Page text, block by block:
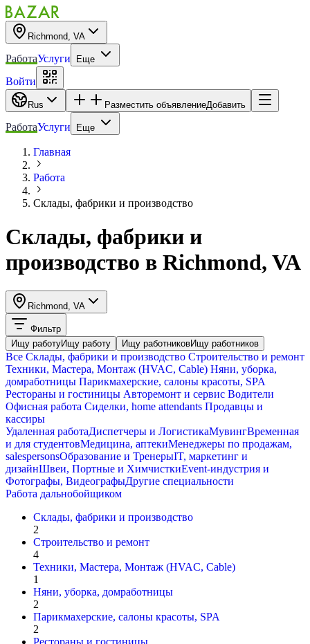
Richmond, VA
РаботаУслуги Еще
Войти
Rus Разместить объявлениеДобавить
РаботаУслуги Еще
Главная
Работа
Склады, фабрики и производство
Склады, фабрики и
производство в Richmond, VA
Richmond, VA
Фильтр
Ищу работуИщу работу Ищу работниковИщу работников
Все Склады, фабрики и производство Строительство и ремонт
Техники, Мастера, Монтаж (HVAC, Cable) Няни, уборка,
домработницы Парикмахерские, салоны красоты, SPA
Рестораны и гостиницы Авторемонт и cервис Водители
Офисная работа Сиделки, home attendants Продавцы и
кассиры
Удаленная работаДиспетчеры и ЛогистикаМувингВременная
и для студентовМедицина, аптекиМенеджеры по продажам,
salespersonsОбразование и ТренерыIT, маркетинг и
дизайнШвеи, Портные и ХимчисткиEvent-индустрия и
Фотографы, ВидеографыДругие специальности
Работа дальнобойщиком
Склады, фабрики и производство
2
Строительство и ремонт
4
Техники, Мастера, Монтаж (HVAC, Cable)
1
Няни, уборка, домработницы
2
Парикмахерские, салоны красоты, SPA
2
Рестораны и гостиницы